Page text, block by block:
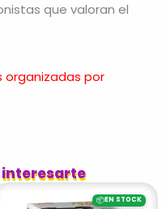
que valoran el
por
interesarte
📦EN STOCK